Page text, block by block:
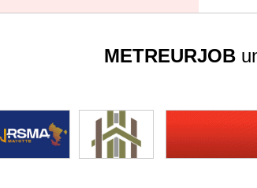
METREURJOB